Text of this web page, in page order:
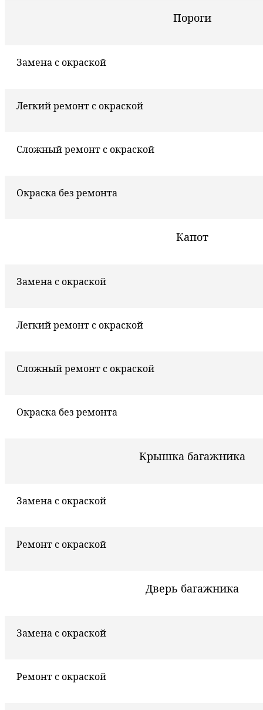
Пороги
Замена с окраской
Легкий ремонт с окраской
Сложный ремонт с окраской
Окраска без ремонта
Капот
Замена с окраской
Легкий ремонт с окраской
Сложный ремонт с окраской
Окраска без ремонта
Крышка багажника
Замена с окраской
Ремонт с окраской
Дверь багажника
Замена с окраской
Ремонт с окраской